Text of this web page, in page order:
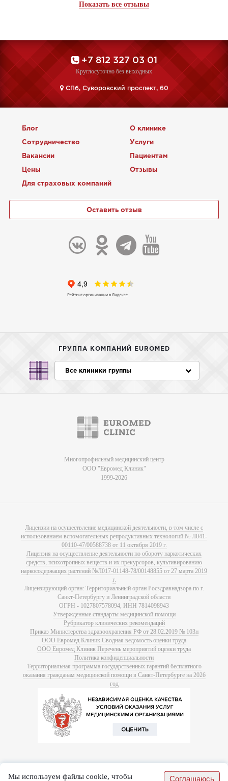
Показать все отзывы
+7 812 327 03 01
Круглосуточно без выходных
CПб, Суворовский проспект, 60
Блог О клинике
Сотрудничество Услуги
Вакансии Пациентам
Цены Отзывы
Для страховых компаний
Оставить отзыв
ГРУППА КОМПАНИЙ EUROMED
Все клиники группы
Многопрофильный медицинский центр
ООО "Евромед Клиник"
1999-2026
Лицензии на осуществление медицинской деятельности, в том числе с
использованием вспомогательных репродуктивных технологий № Л041-
00110-47/00588738 от 11 октября 2019 г.
Лицензия на осуществление деятельности по обороту наркотических
средств, психотропных веществ и их прекурсоров, культивированию
наркосодержащих растений №Л017-01148-78/00148855 от 27 марта 2019
г.
Лицензирующий орган: Территориальный орган Росздравнадзора по г.
Санкт-Петербургу и Ленинградской области
ОГРН - 1027807578094, ИНН 7814098943
Утвержденные стандарты медицинской помощи
Рубрикатор клинических рекомендаций
Приказ Министерства здравоохранения РФ от 28.02.2019 № 103н
ООО Евромед Клиник Сводная ведомость оценки труда
ООО Евромед Клиник Перечень мероприятий оценки труда
Политика конфиденциальности
Территориальная программа государственных гарантий бесплатного
оказания гражданам медицинской помощи в Санкт-Петербурге на 2026
год
Мы используем файлы cookie, чтобы Соглашаюсь